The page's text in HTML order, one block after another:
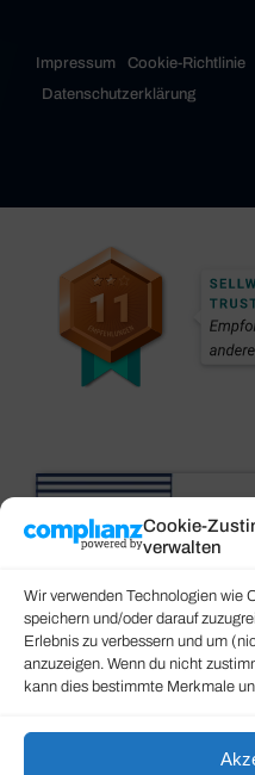
Cookie-
verwalten
Wir verwenden Technologien wie
speichern und/oder darauf
Erlebnis zu verbessern und um
anzuzeigen. Wenn du nicht
kann dies bestimmte Merkmale
Impressum Cookie-Richtlinie
Datenschutzerklärung